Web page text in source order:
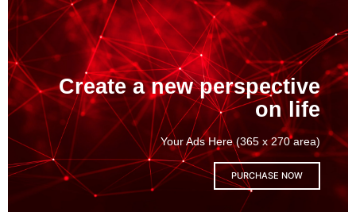
Create a new perspective
on life
Your Ads Here (365 x 270 area)
PURCHASE NOW